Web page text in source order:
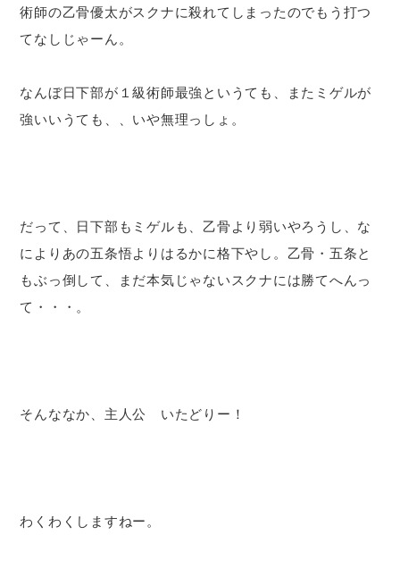
術師の乙骨優太がスクナに殺れてしまったのでもう打つ
てなしじゃーん。
なんぼ日下部が１級術師最強というても、またミゲルが
強いいうても、、いや無理っしょ。
だって、日下部もミゲルも、乙骨より弱いやろうし、な
によりあの五条悟よりはるかに格下やし。乙骨・五条と
もぶっ倒して、まだ本気じゃないスクナには勝てへんっ
て・・・。
そんななか、主人公 いたどりー！
わくわくしますねー。